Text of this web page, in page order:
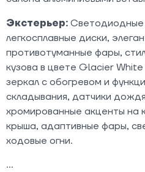
Экстерьер:
легкосплавные диски,
противотуманные фары,
кузова в цвете Glacier
зеркал с обогревом и
складывания, датчики
хромированные акценты на
крыша, адаптивные фары,
ходовые огни.